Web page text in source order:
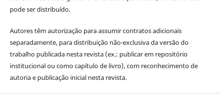
pode ser distribuído.
Autores têm autorização para assumir contratos adicionais
separadamente, para distribuição não-exclusiva da versão do
trabalho publicada nesta revista (ex.: publicar em repositório
institucional ou como capítulo de livro), com reconhecimento de
autoria e publicação inicial nesta revista.